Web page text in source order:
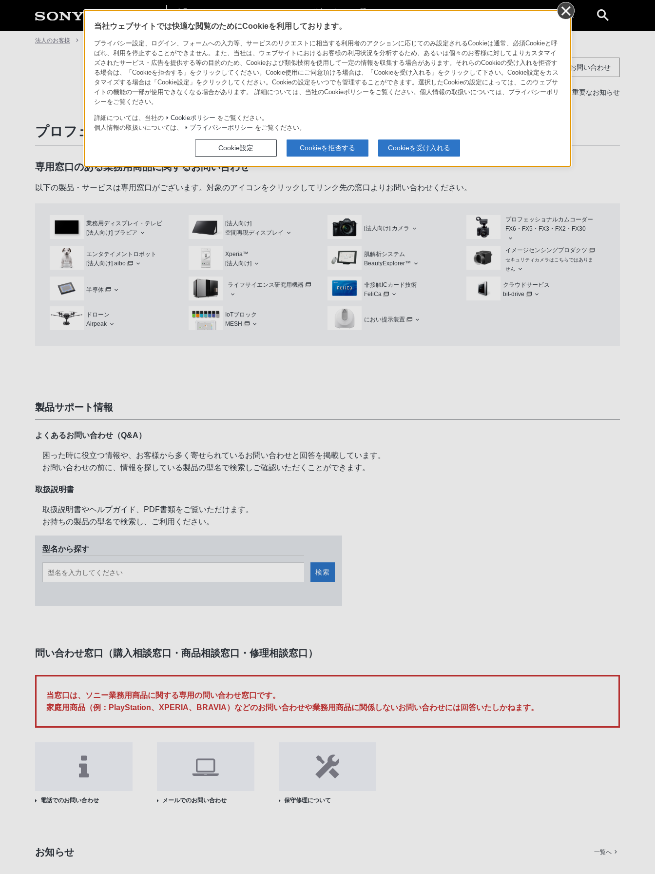
商品・ソリューショ
ン情報
総合サポート・お問
個人のお客様
法人のお客様 サポート・お問い合わせ
コンスーマー製品に関するお問い合わせ
製品に関する重要なお知らせ
プロフェッショナル／業務用製品に関するサポート・お問い合わせ
専用窓口のある業務用商品に関するお問い合わせ
以下の製品・サービスは専用窓口がございます。対象のアイコンをクリックしてリンク先の窓口よりお問い合わせください。
業務用ディスプレイ・テレビ
[法人向け] ブラビア
[法人向け]
空間再現ディスプレイ
[法人向け] カメラ
プロフェッショナルカムコーダー
FX6・FX5・FX3・FX2・FX30
エンタテイメントロボット
[法人向け] aibo
Xperia™
[法人向け]
肌解析システム
BeautyExplorer™
イメージセンシングプロダクツ
セキュリティカメラはこちらではありま
せん
半導体
ライフサイエンス研究用機器
非接触ICカード技術
FeliCa
クラウドサービス
bit-drive
ドローン
Airpeak
IoTブロック
MESH
におい提示装置
製品サポート情報
よくあるお問い合わせ（Q&A）
困った時に役立つ情報や、お客様から多く寄せられているお問い合わせと回答を掲載しています。
お問い合わせの前に、情報を探している製品の型名で検索しご確認いただくことができます。
取扱説明書
取扱説明書やヘルプガイド、PDF書類をご覧いただけます。
お持ちの製品の型名で検索し、ご利用ください。
型名から探す
検索
問い合わせ窓口（購入相談窓口・商品相談窓口・修理相談窓口）
当窓口は、ソニー業務用商品に関する専用の問い合わせ窓口です。
家庭用商品（例：PlayStation、XPERIA、BRAVIA）などのお問い合わせや業務用商品に関係しないお問い合わせには回答いたしかねます。
電話でのお問い合わせ メールでのお問い合わせ 保守修理について
お知らせ 一覧へ
当社ウェブサイトでは快適な閲覧のためにCookieを利用しております。
プライバシー設定、ログイン、フォームへの入力等、サービスのリクエストに相当する利用者のアクションに応じてのみ設定されるCookieは通常、必須Cookieと呼
ばれ、利用を停止することができません。また、当社は、ウェブサイトにおけるお客様の利用状況を分析するため、あるいは個々のお客様に対してよりカスタマイ
ズされたサービス・広告を提供する等の目的のため、Cookieおよび類似技術を使用して一定の情報を収集する場合があります。それらのCookieの受け入れを拒否す
る場合は、「Cookieを拒否する」をクリックしてください。Cookie使用にご同意頂ける場合は、「Cookieを受け入れる」をクリックして下さい。Cookie設定をカス
タマイズする場合は「Cookie設定」をクリックしてください。Cookieの設定をいつでも管理することができます。選択したCookieの設定によっては、このウェブサ
イトの機能の一部が使用できなくなる場合があります。 詳細については、当社のCookieポリシーをご覧ください。個人情報の取扱いについては、プライバシーポリ
シーをご覧ください。
詳細については、当社の Cookieポリシー をご覧ください。
個人情報の取扱いについては、
プライバシーポリシー をご覧ください。
Cookie設定 Cookieを拒否する Cookieを受け入れる